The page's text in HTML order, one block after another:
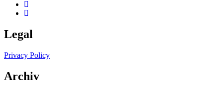
Legal
Privacy Policy
Archiv